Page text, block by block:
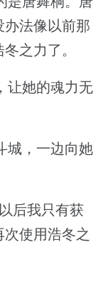
办法像以前那
之力了。
让她的魂力无
城，一边向她
后我只有获
使用浩冬之